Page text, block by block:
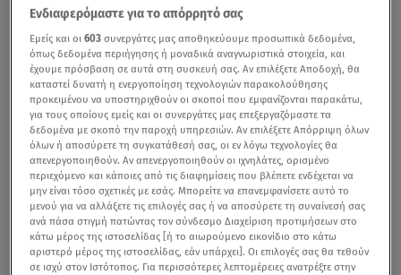
Ενδιαφερόμαστε για το απόρρητό σας
Εμείς και οι603 συνεργάτες μας αποθηκεύουμε προσωπικά δεδομένα,
όπως δεδομένα περιήγησης ή μοναδικά αναγνωριστικά στοιχεία, και
έχουμε πρόσβαση σε αυτά στη συσκευή σας. Αν επιλέξετε Αποδοχή, θα
καταστεί δυνατή η ενεργοποίηση τεχνολογιών παρακολούθησης
προκειμένου να υποστηριχθούν οι σκοποί που εμφανίζονται παρακάτω,
για τους οποίους εμείς και οι συνεργάτες μας επεξεργαζόμαστε τα
δεδομένα με σκοπό την παροχή υπηρεσιών. Αν επιλέξετε Απόρριψη όλων
όλων ή αποσύρετε τη συγκατάθεσή σας, οι εν λόγω τεχνολογίες θα
απενεργοποιηθούν. Αν απενεργοποιηθούν οι ιχνηλάτες, ορισμένο
περιεχόμενο και κάποιες από τις διαφημίσεις που βλέπετε ενδέχεται να
μην είναι τόσο σχετικές με εσάς. Μπορείτε να επανεμφανίσετε αυτό το
μενού για να αλλάξετε τις επιλογές σας ή να αποσύρετε τη συναίνεσή σας
ανά πάσα στιγμή πατώντας τον σύνδεσμο Διαχείριση προτιμήσεων στο
κάτω μέρος της ιστοσελίδας [ή το αιωρούμενο εικονίδιο στο κάτω
αριστερό μέρος της ιστοσελίδας, εάν υπάρχει]. Οι επιλογές σας θα τεθούν
σε ισχύ στον Ιστότοπος. Για περισσότερες λεπτομέρειες ανατρέξτε στην